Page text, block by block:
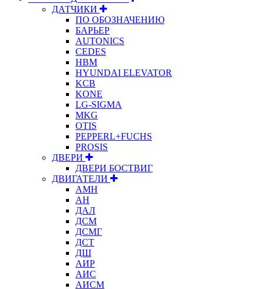
ДАТЧИКИ
ПО ОБОЗНАЧЕНИЮ
БАРЬЕР
AUTONICS
CEDES
HBM
HYUNDAI ELEVATOR
KCB
KONE
LG-SIGMA
MKG
OTIS
PEPPERL+FUCHS
PROSIS
ДВЕРИ
ДВЕРИ БОСТВИГ
ДВИГАТЕЛИ
АМН
АН
ДАЛ
ДСМ
ДСМГ
ДСТ
ДШ
АИР
АИС
АИСМ